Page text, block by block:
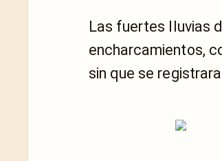
Las fuertes lluvias
encharcamientos,
sin que se